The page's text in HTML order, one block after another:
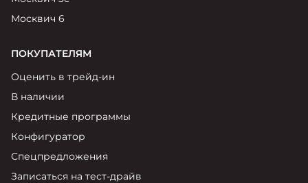
Москвич 6
ПОКУПАТЕЛЯМ
Оценить в трейд-ин
В наличии
Кредитные программы
Конфигуратор
Спецпредложения
Записаться на тест-драйв